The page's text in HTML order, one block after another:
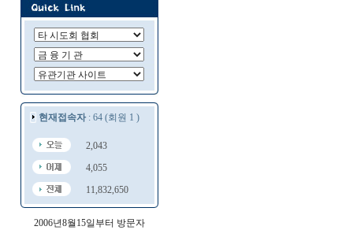
현재접속자: 64 (회원 1 )
2,043
4,055
11,832,650
2006년8월15일부터 방문자